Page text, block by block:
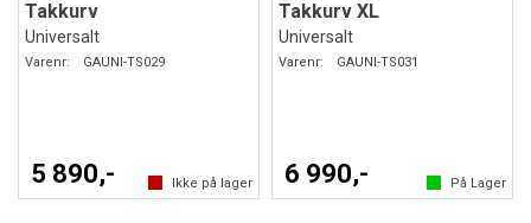
Takkurv
Universalt
Varenr: GAUNI-TS029
5 890,- Ikke på lager
Takkurv XL
Universalt
Varenr: GAUNI-TS031
6 990,- På Lager